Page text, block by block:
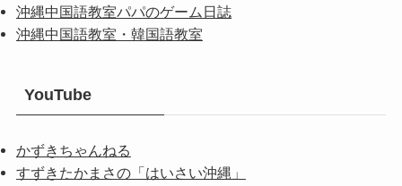
沖縄中国語教室パパのゲーム日誌
沖縄中国語教室・韓国語教室
YouTube
かずきちゃんねる
すずきたかまさの「はいさい沖縄」